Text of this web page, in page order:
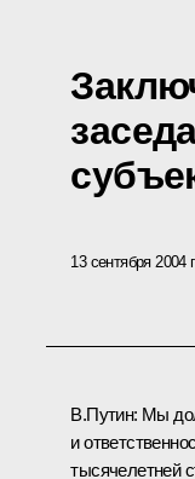
13 сентября 2004
В.Путин: Мы
и
тысячелетней